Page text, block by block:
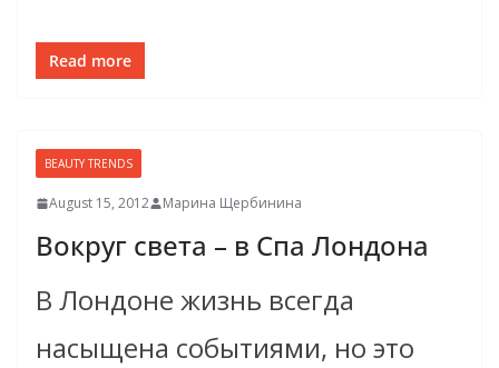
Read more
BEAUTY TRENDS
August 15, 2012 Марина Щербинина
Вокруг света – в Спа Лондона
В Лондоне жизнь всегда
насыщена событиями, но это